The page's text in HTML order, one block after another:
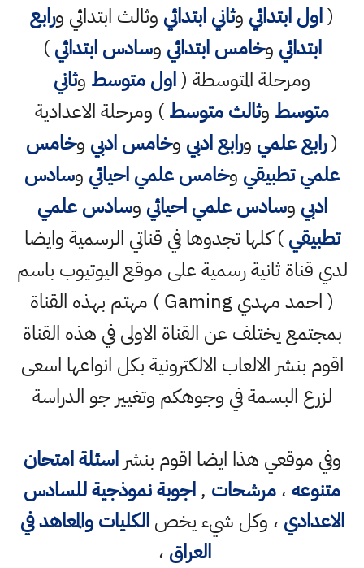
(اول ابتدائي وثاني ابتدائي وثالث ابتدائي ورابع
ابتدائي وخامس ابتدائي وسادس ابتدائي)
ومرحلة المتوسطة (اول متوسط وثاني
متوسط وثالث متوسط) ومرحلة الاعدادية
(رابع علمي ورابع ادبي وخامس ادبي وخامس
علمي تطبيقي وخامس علمي احيائي وسادس
ادبي وسادس علمي احيائي وسادس علمي
تطبيقي) كلها تجدوها في قناتي الرسمية وايضا
لدي قناة ثانية رسمية على موقع اليوتيوب باسم
( احمد مهدي Gaming ) مهتم بهذه القناة
بمجتمع يختلف عن القناة الاولى في هذه القناة
اقوم بنشر الالعاب الالكترونية بكل انواعها اسعى
لزرع البسمة في وجوهكم وتغيير جو الدراسة
وفي موقعي هذا ايضا اقوم بنشراسئلة امتحان
متنوعه،مرشحات ,اجوبة نموذجية للسادس
الاعدادي ، وكل شيء يخصالكليات والمعاهد في
العراق ،